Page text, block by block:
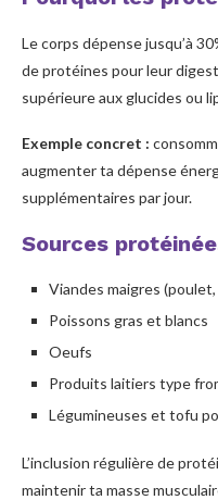
Le corps dépense jusqu’à
de protéines pour leur
supérieure aux glucides ou
Exemple concret :
augmenter ta dépense
supplémentaires par jour.
Sources
Viandes maigres
Poissons gras et blancs
Oeufs
Produits laitiers type
Légumineuses et tofu
L’inclusion régulière de
maintenir ta masse